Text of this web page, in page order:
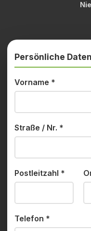
Persönliche Daten
Vorname *
Straße / Nr. *
Postleitzahl *
Telefon *